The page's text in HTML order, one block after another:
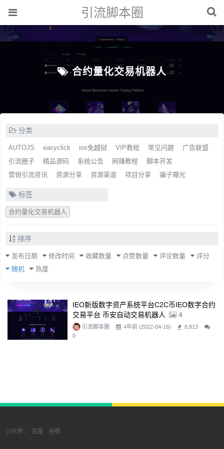
引流脚本圈
合约量化交易机器人
分类
AUTOJS easyclick ios免越狱 VIP教程 常见问题
广告联盟
引流圈子
精品源码 系统公告 网赚教程
脚本开发
营销引流资讯
资源分享 资源渠道 项目分享 骗子曝光
标签
合约量化交易机器人
排序
发布日期 修改时间 收藏数量 点赞数量 评论数量
评分
随机
热度
IEO新版数字资产系统平台C2C币IEO数字合约
交易平台 币安自动交易机器人
4
引流脚本圈 4年前 (2022-04-16)
8,813
0
小伙伴： 百度 谷歌